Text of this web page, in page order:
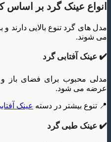
انواع عینک گرد بر اساس
مدل های گرد تنوع بالایی
می شوند.
✔️ عینک آفتابی گرد
عرضه می شود.
📍 تنوع بیشتر در دستهعینک
✔️ عینک طبی گرد